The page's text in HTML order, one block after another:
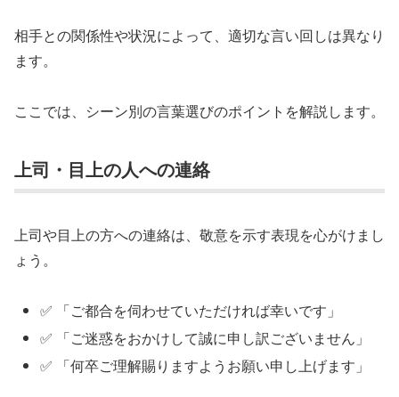
相手との関係性や状況によって、適切な言い回しは異なり
ます。
ここでは、シーン別の言葉選びのポイントを解説します。
上司・目上の人への連絡
上司や目上の方への連絡は、敬意を示す表現を心がけまし
ょう。
✅ 「ご都合を伺わせていただければ幸いです」
✅ 「ご迷惑をおかけして誠に申し訳ございません」
✅ 「何卒ご理解賜りますようお願い申し上げます」